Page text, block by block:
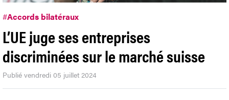
#Accords bilatéraux
L’UE juge ses entreprises
discriminées sur le marché suisse
Publié vendredi 05 juillet 2024